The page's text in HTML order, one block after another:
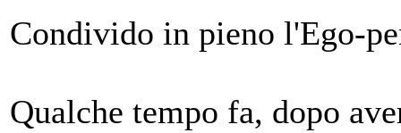
Condivido in pieno l'Ego-
Qualche tempo fa, dopo